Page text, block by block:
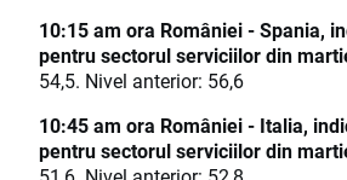
10:15 am ora României - Spania,
pentru sectorul serviciilor din
54,5. Nivel anterior: 56,6
10:45 am ora României - Italia,
pentru sectorul serviciilor din